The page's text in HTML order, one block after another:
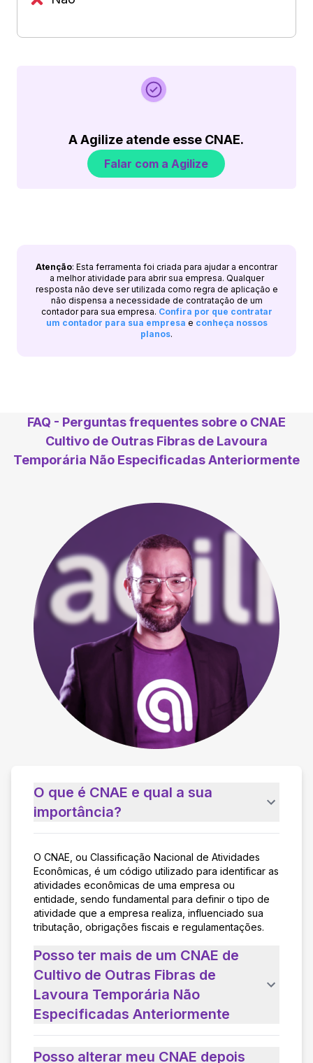
A Agilize atende esse CNAE.
Falar com a Agilize
Atenção: Esta ferramenta foi criada para ajudar a encontrar
a melhor atividade para abrir sua empresa. Qualquer
resposta não deve ser utilizada como regra de aplicação e
não dispensa a necessidade de contratação de um
contador para sua empresa. Confira por que contratar
um contador para sua empresa e conheça nossos
planos.
FAQ - Perguntas frequentes sobre o CNAE
Cultivo de Outras Fibras de Lavoura
Temporária Não Especificadas Anteriormente
O que é CNAE e qual a sua
importância?
O CNAE, ou Classificação Nacional de Atividades
Econômicas, é um código utilizado para identificar as
atividades econômicas de uma empresa ou
entidade, sendo fundamental para definir o tipo de
atividade que a empresa realiza, influenciado sua
tributação, obrigações fiscais e regulamentações.
Posso ter mais de um CNAE de
Cultivo de Outras Fibras de
Lavoura Temporária Não
Especificadas Anteriormente
Posso alterar meu CNAE depois